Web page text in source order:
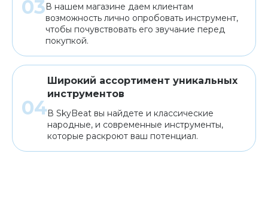
В нашем магазине даем клиентам
возможность лично опробовать инструмент,
чтобы почувствовать его звучание перед
покупкой.
Широкий ассортимент уникальных
инструментов
В SkyBeat вы найдете и классические
народные, и современные инструменты,
которые раскроют ваш потенциал.